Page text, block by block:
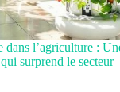
dans l’agriculture :
surprend le secteur